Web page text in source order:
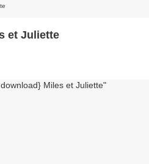
et Juliette